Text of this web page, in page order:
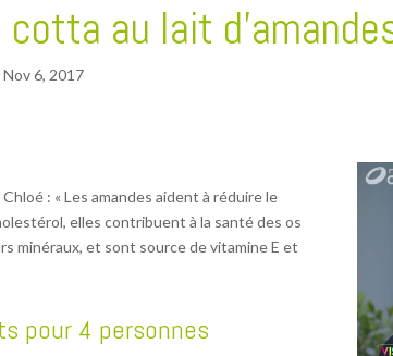
cotta au lait
Nov 6, 2017
: « Les amandes aident à réduire le
elles contribuent à la santé des os
minéraux, et sont source de vitamine E et
pour 4 personnes